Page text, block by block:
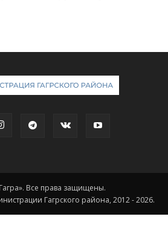
Все права защищены.
Гагрского района, 2012 - 2026.